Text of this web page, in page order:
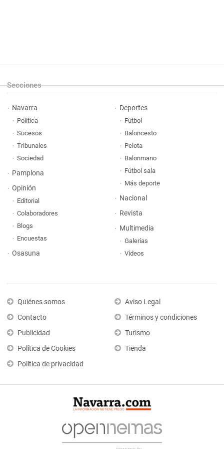
Secciones
Navarra
Política
Sucesos
Tribunales
Sociedad
Pamplona
Opinión
Editorial
Colaboradores
Blogs
Encuestas
Osasuna
Deportes
Fútbol
Baloncesto
Pelota
Balonmano
Fútbol sala
Más deporte
Nacional
Revista
Multimedia
Galerías
Vídeos
Quiénes somos
Contacto
Publicidad
Política de Cookies
Política de privacidad
Aviso Legal
Términos y condiciones
Turismo
Tienda